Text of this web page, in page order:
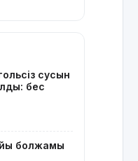
сусын
бес
болжамы